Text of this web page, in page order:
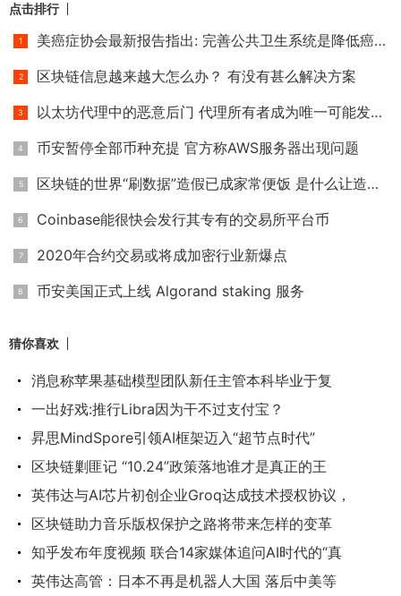
点击排行
美癌症协会最新报告指出: 完善公共卫生系统是降低癌症死亡率
区块链信息越来越大怎么办？ 有没有甚么解决方案
以太坊代理中的恶意后门 代理所有者成为唯一可能发生冲突的帐
币安暂停全部币种充提 官方称AWS服务器出现问题
区块链的世界“刷数据”造假已成家常便饭 是什么让造假者日益
Coinbase能很快会发行其专有的交易所平台币
2020年合约交易或将成加密行业新爆点
币安美国正式上线 Algorand staking 服务
猜你喜欢
消息称苹果基础模型团队新任主管本科毕业于复
一出好戏:推行Libra因为干不过支付宝？
昇思MindSpore引领AI框架迈入“超节点时代”
区块链剿匪记 “10.24”政策落地谁才是真正的王
英伟达与AI芯片初创企业Groq达成技术授权协议，
区块链助力音乐版权保护之路将带来怎样的变革
知乎发布年度视频 联合14家媒体追问AI时代的“真
英伟达高管：日本不再是机器人大国 落后中美等